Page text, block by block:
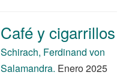
Café y cigarrillos
Schirach, Ferdinand von
Salamandra. Enero 2025